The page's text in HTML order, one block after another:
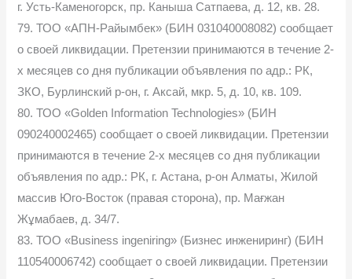
г. Усть-Каменогорск, пр. Каныша Сатпаева, д. 12, кв. 28.
79. ТОО «АПН-Райымбек» (БИН 031040008082) сообщает
о своей ликвидации. Претензии принимаются в течение 2-
х месяцев со дня публикации объявления по адр.: РК,
ЗКО, Бурлинский р-он, г. Аксай, мкр. 5, д. 10, кв. 109.
80. ТОО «Golden Information Technologies» (БИН
090240002465) сообщает о своей ликвидации. Претензии
принимаются в течение 2-х месяцев со дня публикации
объявления по адр.: РК, г. Астана, р-он Алматы, Жилой
массив Юго-Восток (правая сторона), пр. Мағжан
Жұмабаев, д. 34/7.
83. ТОО «Business ingeniring» (Бизнес инжениринг) (БИН
110540006742) сообщает о своей ликвидации. Претензии